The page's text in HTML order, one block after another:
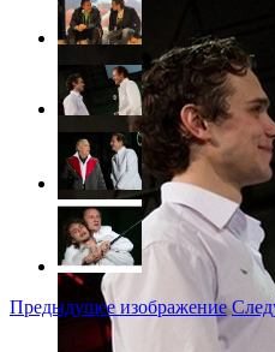
Предыдущее изображение